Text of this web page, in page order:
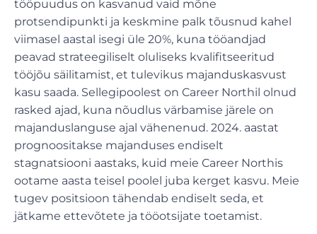
tööpuudus on kasvanud vaid mõne
protsendipunkti ja keskmine palk tõusnud kahel
viimasel aastal isegi üle 20%, kuna tööandjad
peavad strateegiliselt oluliseks kvalifitseeritud
tööjõu säilitamist, et tulevikus majanduskasvust
kasu saada. Sellegipoolest on Career Northil olnud
rasked ajad, kuna nõudlus värbamise järele on
majanduslanguse ajal vähenenud. 2024. aastat
prognoositakse majanduses endiselt
stagnatsiooni aastaks, kuid meie Career Northis
ootame aasta teisel poolel juba kerget kasvu. Meie
tugev positsioon tähendab endiselt seda, et
jätkame ettevõtete ja tööotsijate toetamist.